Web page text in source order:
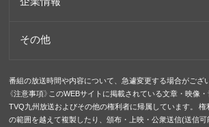
その他
番組の放送時間や内容について、急遽変更する場合がござ
《注意事項》このWEBサイトに掲載されている文章・映像
TVQ九州放送およびその他の権利者に帰属しています。
の範囲を越えて複製したり、頒布・上映・公衆送信(送信